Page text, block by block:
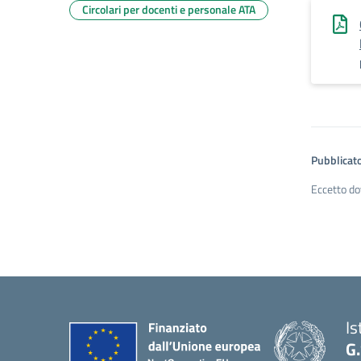
Eccetto
Circolari per docenti e personale ATA